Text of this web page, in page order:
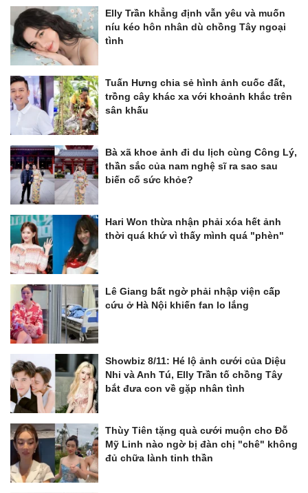
Elly Trần khẳng định vẫn yêu và muốn
níu kéo hôn nhân dù chồng Tây ngoại
tình
Tuấn Hưng chia sẻ hình ảnh cuốc đất,
trồng cây khác xa với khoảnh khắc trên
sân khấu
Bà xã khoe ảnh đi du lịch cùng Công Lý,
thần sắc của nam nghệ sĩ ra sao sau
biến cố sức khỏe?
Hari Won thừa nhận phải xóa hết ảnh
thời quá khứ vì thấy mình quá "phèn"
Lê Giang bất ngờ phải nhập viện cấp
cứu ở Hà Nội khiến fan lo lắng
Showbiz 8/11: Hé lộ ảnh cưới của Diệu
Nhi và Anh Tú, Elly Trần tố chồng Tây
bắt đưa con về gặp nhân tình
Thùy Tiên tặng quà cưới muộn cho Đỗ
Mỹ Linh nào ngờ bị đàn chị "chê" không
đủ chữa lành tinh thần